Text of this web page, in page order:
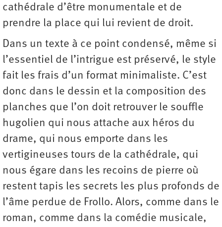
cathédrale d’être monumentale et de
prendre la place qui lui revient de droit.
Dans un texte à ce point condensé, même si
l’essentiel de l’intrigue est préservé, le style
fait les frais d’un format minimaliste. C’est
donc dans le dessin et la composition des
planches que l’on doit retrouver le souffle
hugolien qui nous attache aux héros du
drame, qui nous emporte dans les
vertigineuses tours de la cathédrale, qui
nous égare dans les recoins de pierre où
restent tapis les secrets les plus profonds de
l’âme perdue de Frollo. Alors, comme dans le
roman, comme dans la comédie musicale,